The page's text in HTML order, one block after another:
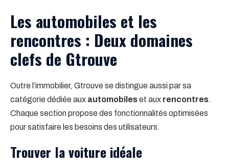
Les automobiles et les
rencontres : Deux domaines
clefs de Gtrouve
Outre l’immobilier, Gtrouve se distingue aussi par sa
catégorie dédiée aux automobileset aux rencontres.
Chaque section propose des fonctionnalités optimisées
pour satisfaire les besoins des utilisateurs.
Trouver la voiture idéale